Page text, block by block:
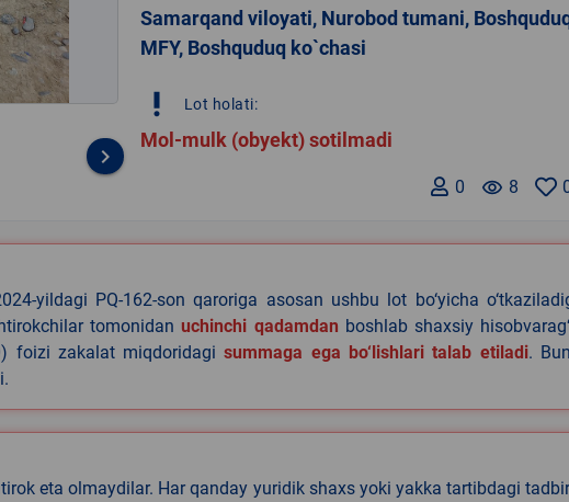
keyboard_arrow_right
Samarqand viloyati, Nurobod tumani,
MFY, Boshquduq ko`chasi
priority_high Lot holati:
Mol-mulk (obyekt) sotilmadi
remove_red_eye 8
0
yildagi PQ-162-son qaroriga asosan ushbu lot bo‘yicha
tomonidanuchinchi qadamdan boshlab shaxsiy
foizi zakalat miqdoridagisummaga ega bo‘lishlari talab etiladi.
eta olmaydilar. Har qanday yuridik shaxs yoki yakka tartibdagi